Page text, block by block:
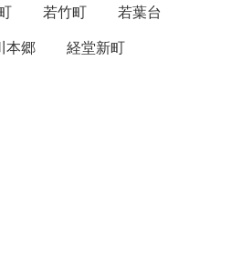
若竹町
若葉台
本郷 経堂新町